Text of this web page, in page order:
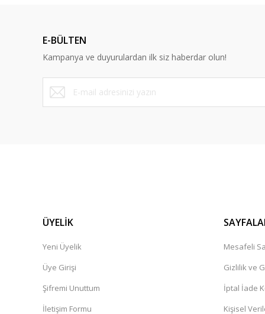
Ürün bilgilerinde hatalar bulunuyor.
Ürün fiyatı diğer sitelerden daha pahalı.
Bu ürüne benzer farklı alternatifler olmalı.
E-BÜLTEN
Kampanya ve duyurulardan ilk siz haberdar olun!
ÜYELİK
Yeni Üyelik
Üye Girişi
Şifremi Unuttum
İletişim Formu
Mesafeli
Gizlilik ve
İptal İade
Kişisel